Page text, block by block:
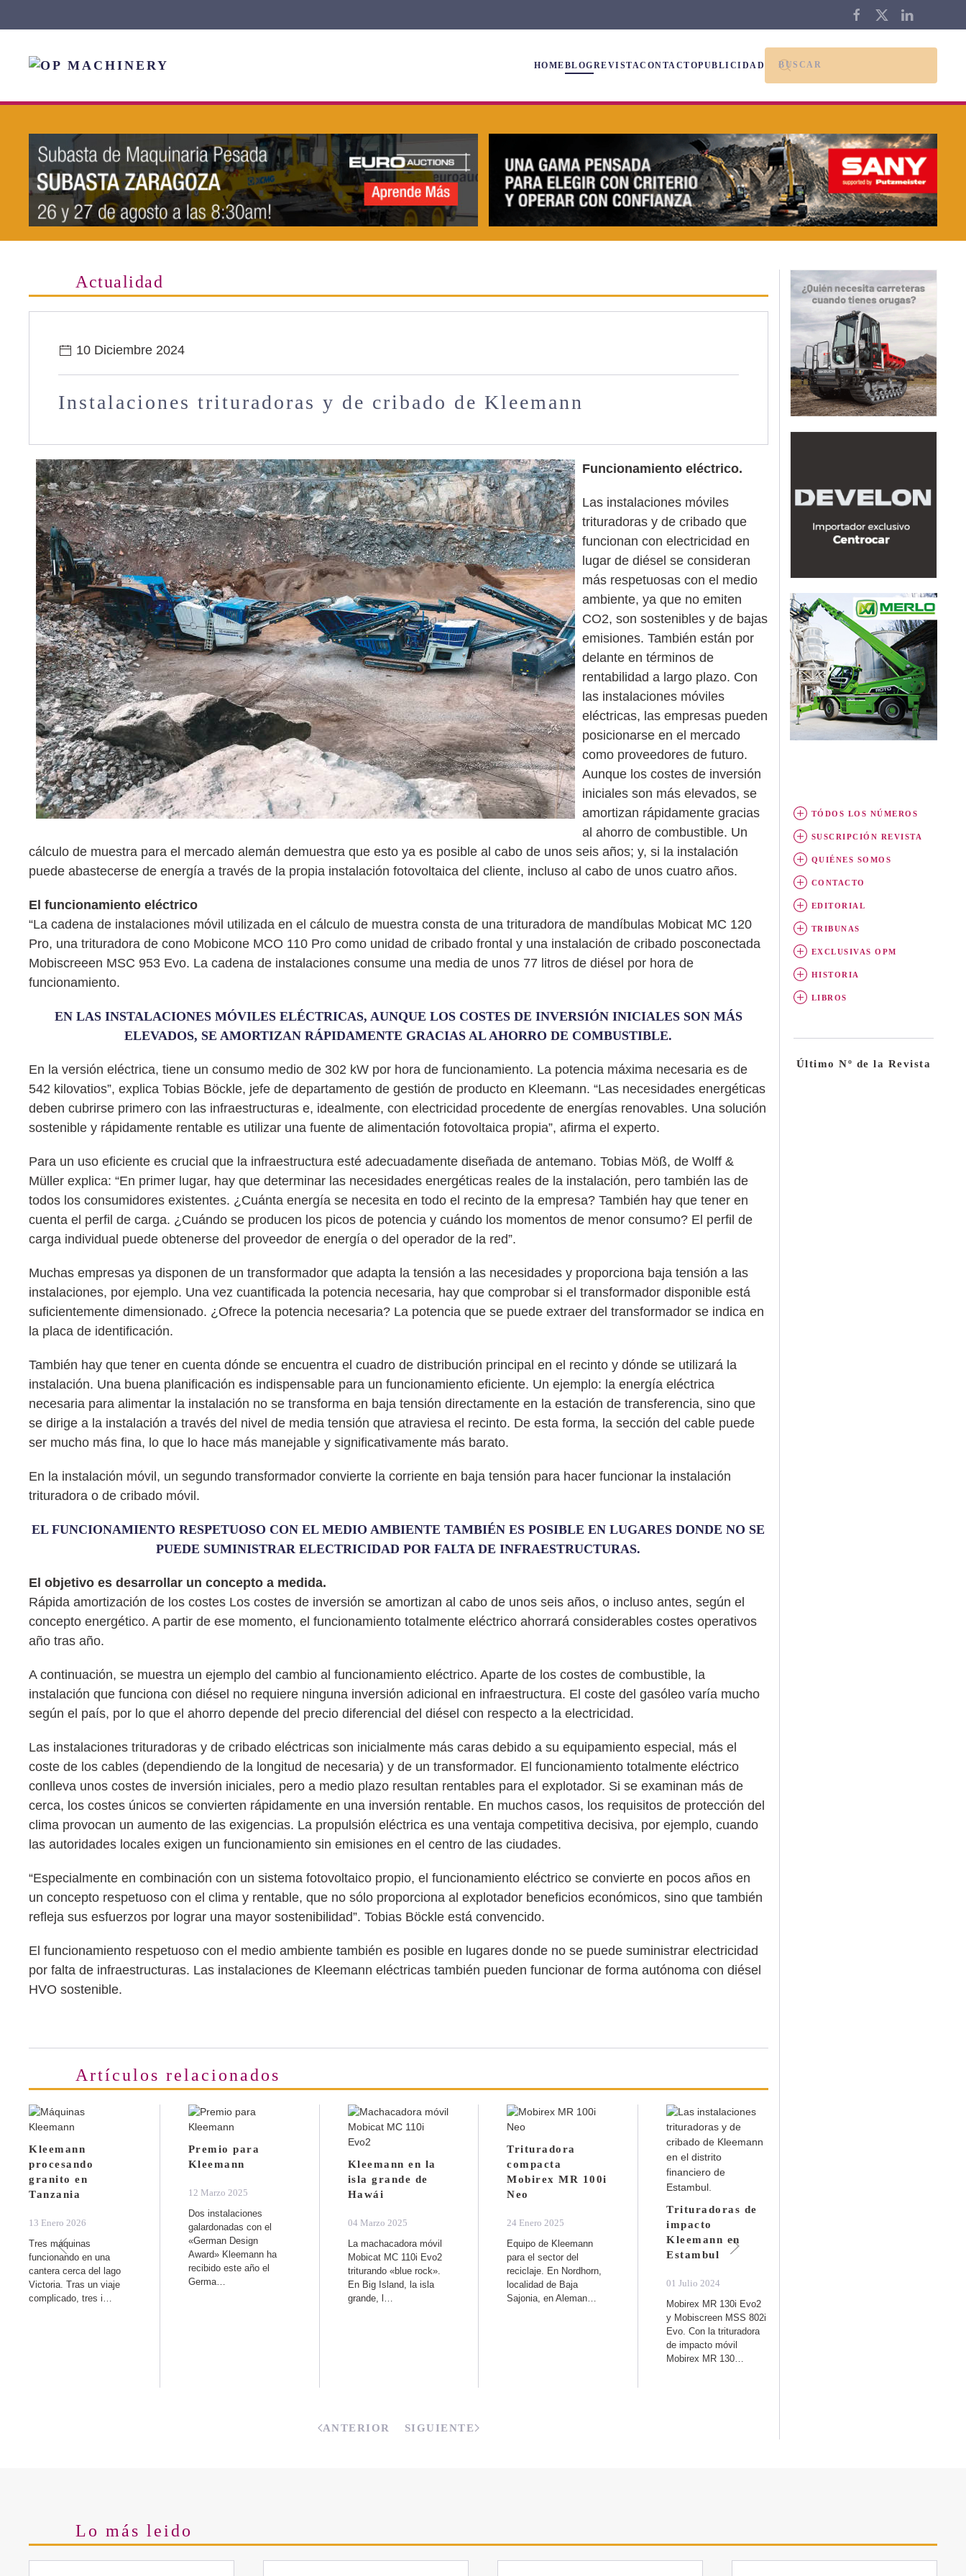
HOMEBLOGREVISTACONTACTOPUBLICIDAD
Actualidad
10 Diciembre 2024
Instalaciones trituradoras y de cribado de Kleemann
Funcionamiento eléctrico.
Las instalaciones móviles
trituradoras y de cribado que
funcionan con electricidad en
lugar de diésel se consideran
más respetuosas con el medio
ambiente, ya que no emiten
CO2, son sostenibles y de bajas
emisiones. También están por
delante en términos de
rentabilidad a largo plazo. Con
las instalaciones móviles
eléctricas, las empresas pueden
posicionarse en el mercado
como proveedores de futuro.
Aunque los costes de inversión
iniciales son más elevados, se
amortizan rápidamente gracias
al ahorro de combustible. Un
cálculo de muestra para el mercado alemán demuestra que esto ya es posible al cabo de unos seis años; y, si la instalación
puede abastecerse de energía a través de la propia instalación fotovoltaica del cliente, incluso al cabo de unos cuatro años.
El funcionamiento eléctrico
“La cadena de instalaciones móvil utilizada en el cálculo de muestra consta de una trituradora de mandíbulas Mobicat MC 120
Pro, una trituradora de cono Mobicone MCO 110 Pro como unidad de cribado frontal y una instalación de cribado posconectada
Mobiscreeen MSC 953 Evo. La cadena de instalaciones consume una media de unos 77 litros de diésel por hora de
funcionamiento.
EN LAS INSTALACIONES MÓVILES ELÉCTRICAS, AUNQUE LOS COSTES DE INVERSIÓN INICIALES SON MÁS
ELEVADOS, SE AMORTIZAN RÁPIDAMENTE GRACIAS AL AHORRO DE COMBUSTIBLE.
En la versión eléctrica, tiene un consumo medio de 302 kW por hora de funcionamiento. La potencia máxima necesaria es de
542 kilovatios”, explica Tobias Böckle, jefe de departamento de gestión de producto en Kleemann. “Las necesidades energéticas
deben cubrirse primero con las infraestructuras e, idealmente, con electricidad procedente de energías renovables. Una solución
sostenible y rápidamente rentable es utilizar una fuente de alimentación fotovoltaica propia”, afirma el experto.
Para un uso eficiente es crucial que la infraestructura esté adecuadamente diseñada de antemano. Tobias Möß, de Wolff &
Müller explica: “En primer lugar, hay que determinar las necesidades energéticas reales de la instalación, pero también las de
todos los consumidores existentes. ¿Cuánta energía se necesita en todo el recinto de la empresa? También hay que tener en
cuenta el perfil de carga. ¿Cuándo se producen los picos de potencia y cuándo los momentos de menor consumo? El perfil de
carga individual puede obtenerse del proveedor de energía o del operador de la red”.
Muchas empresas ya disponen de un transformador que adapta la tensión a las necesidades y proporciona baja tensión a las
instalaciones, por ejemplo. Una vez cuantificada la potencia necesaria, hay que comprobar si el transformador disponible está
suficientemente dimensionado. ¿Ofrece la potencia necesaria? La potencia que se puede extraer del transformador se indica en
la placa de identificación.
También hay que tener en cuenta dónde se encuentra el cuadro de distribución principal en el recinto y dónde se utilizará la
instalación. Una buena planificación es indispensable para un funcionamiento eficiente. Un ejemplo: la energía eléctrica
necesaria para alimentar la instalación no se transforma en baja tensión directamente en la estación de transferencia, sino que
se dirige a la instalación a través del nivel de media tensión que atraviesa el recinto. De esta forma, la sección del cable puede
ser mucho más fina, lo que lo hace más manejable y significativamente más barato.
En la instalación móvil, un segundo transformador convierte la corriente en baja tensión para hacer funcionar la instalación
trituradora o de cribado móvil.
EL FUNCIONAMIENTO RESPETUOSO CON EL MEDIO AMBIENTE TAMBIÉN ES POSIBLE EN LUGARES DONDE NO SE
PUEDE SUMINISTRAR ELECTRICIDAD POR FALTA DE INFRAESTRUCTURAS.
El objetivo es desarrollar un concepto a medida.
Rápida amortización de los costes Los costes de inversión se amortizan al cabo de unos seis años, o incluso antes, según el
concepto energético. A partir de ese momento, el funcionamiento totalmente eléctrico ahorrará considerables costes operativos
año tras año.
A continuación, se muestra un ejemplo del cambio al funcionamiento eléctrico. Aparte de los costes de combustible, la
instalación que funciona con diésel no requiere ninguna inversión adicional en infraestructura. El coste del gasóleo varía mucho
según el país, por lo que el ahorro depende del precio diferencial del diésel con respecto a la electricidad.
Las instalaciones trituradoras y de cribado eléctricas son inicialmente más caras debido a su equipamiento especial, más el
coste de los cables (dependiendo de la longitud de necesaria) y de un transformador. El funcionamiento totalmente eléctrico
conlleva unos costes de inversión iniciales, pero a medio plazo resultan rentables para el explotador. Si se examinan más de
cerca, los costes únicos se convierten rápidamente en una inversión rentable. En muchos casos, los requisitos de protección del
clima provocan un aumento de las exigencias. La propulsión eléctrica es una ventaja competitiva decisiva, por ejemplo, cuando
las autoridades locales exigen un funcionamiento sin emisiones en el centro de las ciudades.
“Especialmente en combinación con un sistema fotovoltaico propio, el funcionamiento eléctrico se convierte en pocos años en
un concepto respetuoso con el clima y rentable, que no sólo proporciona al explotador beneficios económicos, sino que también
refleja sus esfuerzos por lograr una mayor sostenibilidad”. Tobias Böckle está convencido.
El funcionamiento respetuoso con el medio ambiente también es posible en lugares donde no se puede suministrar electricidad
por falta de infraestructuras. Las instalaciones de Kleemann eléctricas también pueden funcionar de forma autónoma con diésel
HVO sostenible.
Artículos relacionados
Kleemann
procesando
granito en
Tanzania
13 Enero 2026
Tres máquinas
funcionando en una
cantera cerca del lago
Victoria. Tras un viaje
complicado, tres i…
Premio para
Kleemann
12 Marzo 2025
Dos instalaciones
galardonadas con el
«German Design
Award» Kleemann ha
recibido este año el
Germa…
Kleemann en la
isla grande de
Hawái
04 Marzo 2025
La machacadora móvil
Mobicat MC 110i Evo2
triturando «blue rock».
En Big Island, la isla
grande, l…
Trituradora
compacta
Mobirex MR 100i
Neo
24 Enero 2025
Equipo de Kleemann
para el sector del
reciclaje. En Nordhorn,
localidad de Baja
Sajonia, en Aleman…
Trituradoras de
impacto
Kleemann en
Estambul
01 Julio 2024
Mobirex MR 130i Evo2
y Mobiscreen MSS 802i
Evo. Con la trituradora
de impacto móvil
Mobirex MR 130…
ANTERIOR SIGUIENTE
TÓDOS LOS NÚMEROS
SUSCRIPCIÓN REVISTA
QUIÉNES SOMOS
CONTACTO
EDITORIAL
TRIBUNAS
EXCLUSIVAS OPM
HISTORIA
LIBROS
Último Nº de la Revista
Lo más leido